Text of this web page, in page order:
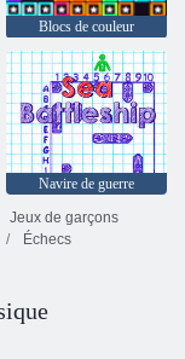
Blocs de couleur
Navire de guerre
Jeux de garçons
Échecs